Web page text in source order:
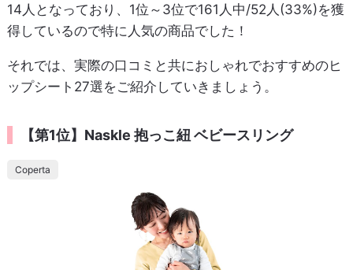
14人となっており、1位～3位で161人中/52人(33%)を獲
得しているので特に人気の商品でした！
それでは、実際の口コミと共におしゃれでおすすめのヒ
ップシート27選をご紹介していきましょう。
【第1位】Naskle 抱っこ紐 ベビースリング
Coperta